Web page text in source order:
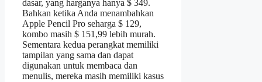
dasar, yang harganya hanya $ 349.
Bahkan ketika Anda menambahkan
Apple Pencil Pro seharga $ 129,
kombo masih $ 151,99 lebih murah.
Sementara kedua perangkat memiliki
tampilan yang sama dan dapat
digunakan untuk membaca dan
menulis, mereka masih memiliki kasus